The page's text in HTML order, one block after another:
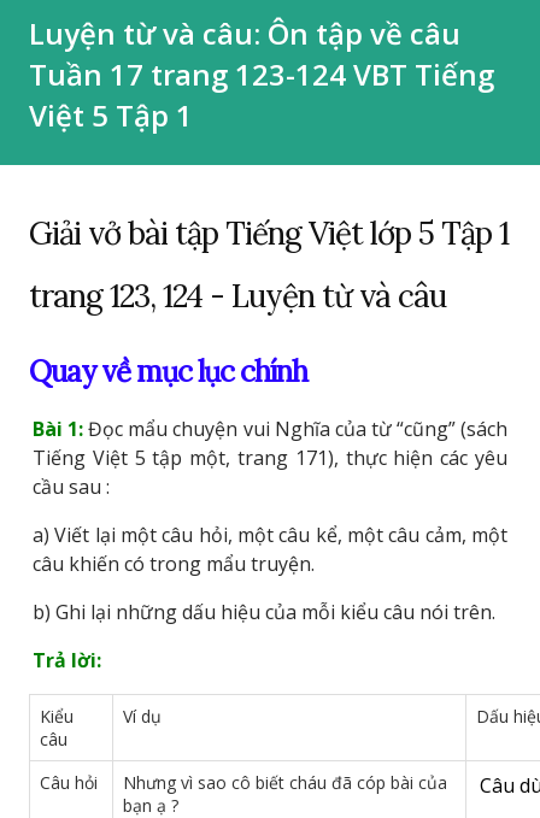
Luyện từ và câu: Ôn tập về câu
Tuần 17 trang 123-124 VBT Tiếng
Việt 5 Tập 1
Giải vở bài tập Tiếng Việt lớp 5 Tập 1
trang 123, 124 - Luyện từ và câu
Quay về mục lục chính
Bài 1:Đọc mẩu chuyện vui Nghĩa của từ “cũng” (sách
Tiếng Việt 5 tập một, trang 171), thực hiện các yêu
cầu sau :
a) Viết lại một câu hỏi, một câu kể, một câu cảm, một
câu khiến có trong mẩu truyện.
b) Ghi lại những dấu hiệu của mỗi kiểu câu nói trên.
Trả lời:
Kiểu
câu
Ví dụ Dấu
Câu hỏi
Nhưng vì sao cô biết cháu đã cóp bài của
bạn ạ ?
Câu